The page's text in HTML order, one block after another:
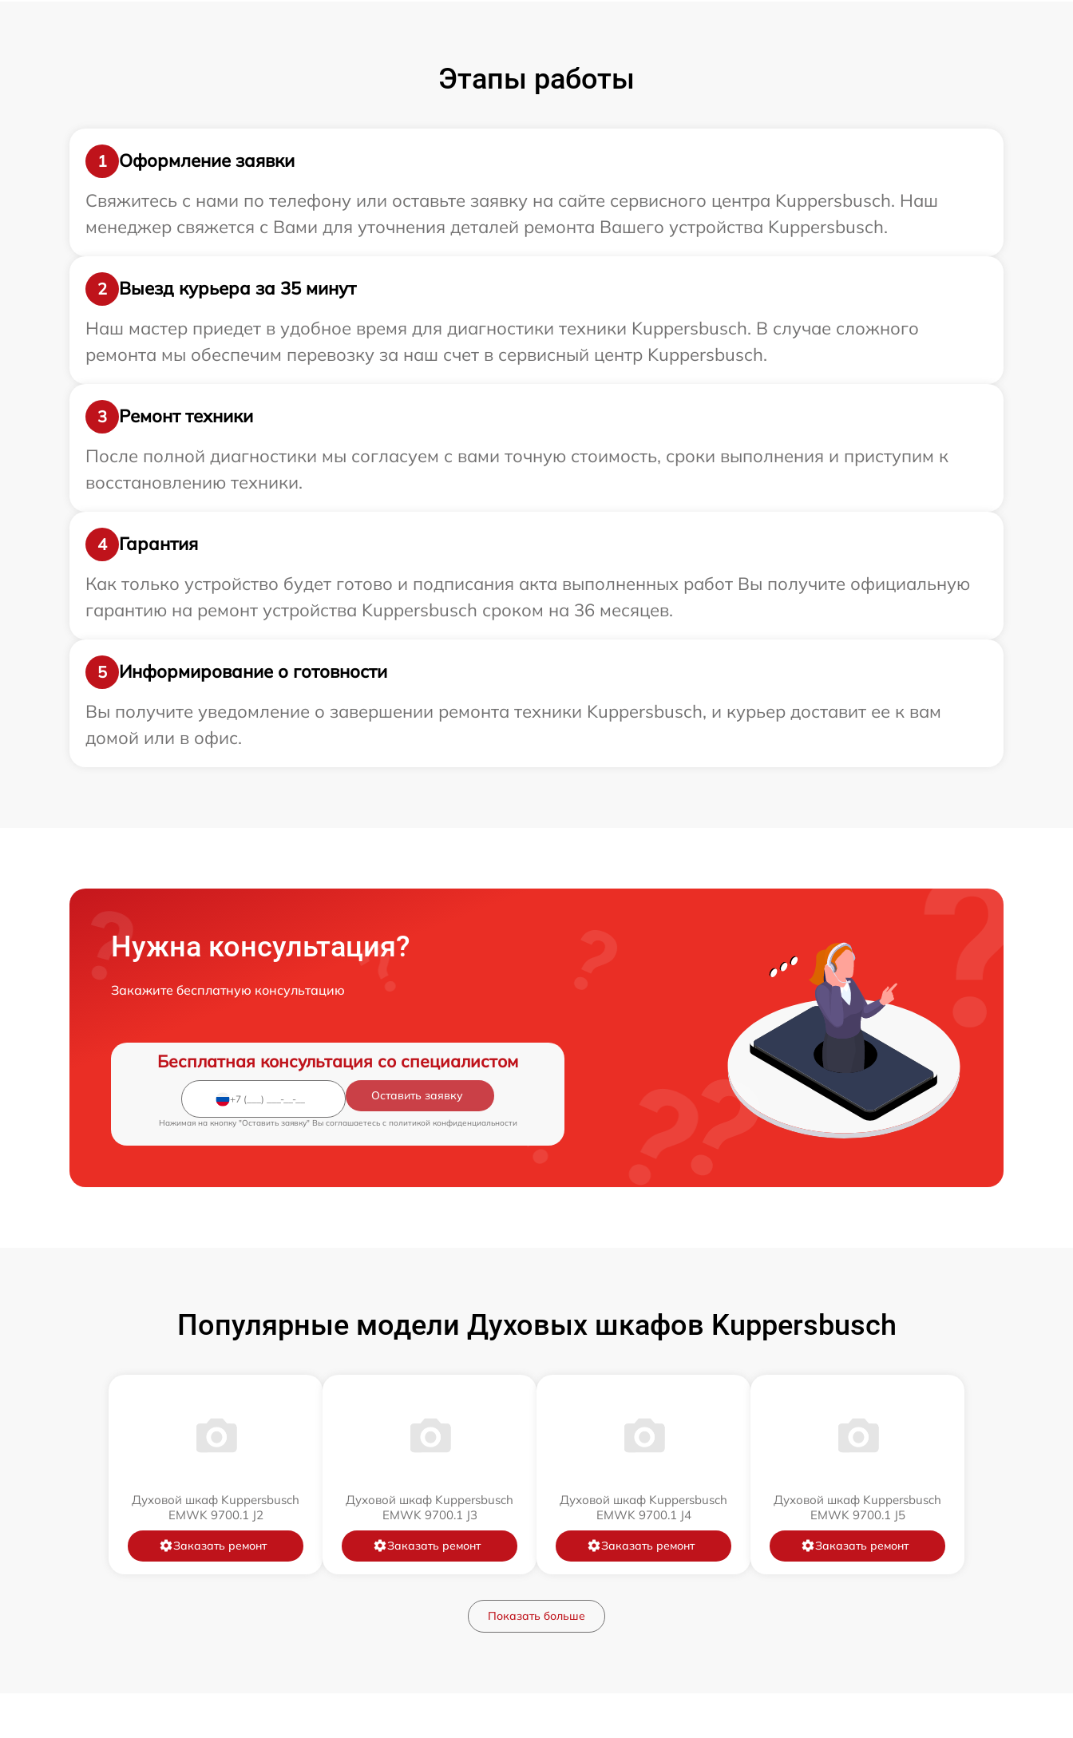
Этапы работы
1
Оформление заявки
Свяжитесь с нами по телефону или оставьте заявку на сайте сервисного центра Kuppersbusch. Наш
менеджер свяжется с Вами для уточнения деталей ремонта Вашего устройства Kuppersbusch.
2
Выезд курьера за 35 минут
Наш мастер приедет в удобное время для диагностики техники Kuppersbusch. В случае сложного
ремонта мы обеспечим перевозку за наш счет в сервисный центр Kuppersbusch.
3
Ремонт техники
После полной диагностики мы согласуем с вами точную стоимость, сроки выполнения и приступим к
восстановлению техники.
4
Гарантия
Как только устройство будет готово и подписания акта выполненных работ Вы получите официальную
гарантию на ремонт устройства Kuppersbusch сроком на 36 месяцев.
5
Информирование о готовности
Вы получите уведомление о завершении ремонта техники Kuppersbusch, и курьер доставит ее к вам
домой или в офис.
Нужна консультация?
Закажите бесплатную консультацию
Бесплатная консультация со специалистом
Оставить заявку
Нажимая на кнопку "Оставить заявку" Вы соглашаетесь c политикой конфиденциальности
Популярные модели Духовых шкафов Kuppersbusch
Духовой шкаф Kuppersbusch
EMWK 9700.1 J2
Заказать ремонт
Духовой шкаф Kuppersbusch
EMWK 9700.1 J3
Заказать ремонт
Духовой шкаф Kuppersbusch
EMWK 9700.1 J4
Заказать ремонт
Духовой шкаф Kuppersbusch
EMWK 9700.1 J5
Заказать ремонт
Показать больше